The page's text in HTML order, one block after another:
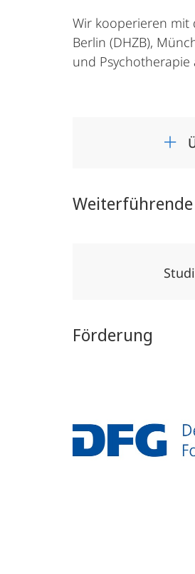
Wir kooperieren mit
Berlin (DHZB),
und
Förderung